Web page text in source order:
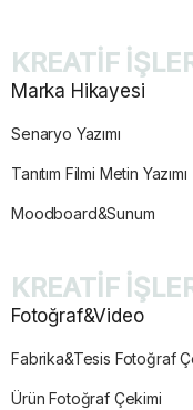
KREATİF
Marka Hikayesi
Senaryo Yazımı
Tanıtım Filmi Metin Yazımı
Moodboard&Sunum
KREATİF
Fotoğraf&Video
Fabrika&Tesis Fotoğraf
Ürün Fotoğraf Çekimi